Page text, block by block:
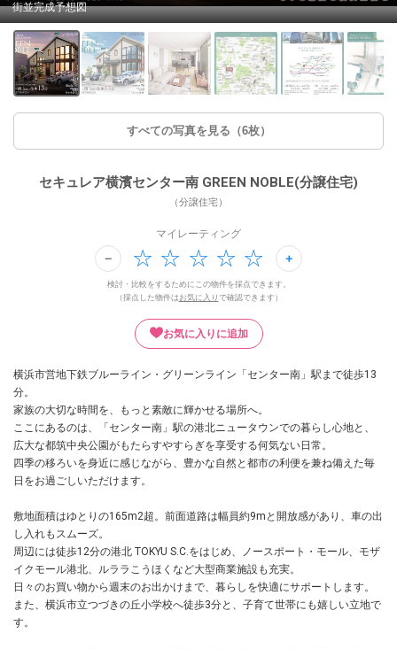
街並完成予想図
すべての写真を見る（6枚）
セキュレア横濱センター南 GREEN NOBLE(分譲住宅)
（分譲住宅）
マイレーティング
検討・比較をするためにこの物件を採点できます。
（採点した物件は お気に入り で確認できます）
お気に入りに追加
横浜市営地下鉄ブルーライン・グリーンライン「センター南」駅まで徒歩13
分。
家族の大切な時間を、もっと素敵に輝かせる場所へ。
ここにあるのは、「センター南」駅の港北ニュータウンでの暮らし心地と、
広大な都筑中央公園がもたらすやすらぎを享受する何気ない日常。
四季の移ろいを身近に感じながら、豊かな自然と都市の利便を兼ね備えた毎
日をお過ごしいただけます。
敷地面積はゆとりの165m2超。前面道路は幅員約9mと開放感があり、車の出
し入れもスムーズ。
周辺には徒歩12分の港北 TOKYU S.C.をはじめ、ノースポート・モール、モザ
イクモール港北、ルララこうほくなど大型商業施設も充実。
日々のお買い物から週末のお出かけまで、暮らしを快適にサポートします。
また、横浜市立つづきの丘小学校へ徒歩3分と、子育て世帯にも嬉しい立地で
す。